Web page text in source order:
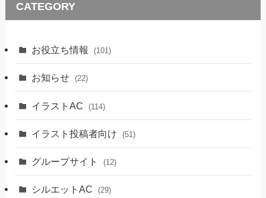
CATEGORY
お役立ち情報 (101)
お知らせ (22)
イラストAC (114)
イラスト投稿者向け (51)
グループサイト (12)
シルエットAC (29)